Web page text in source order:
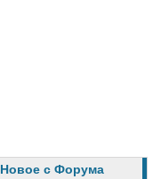
Новое с Форума